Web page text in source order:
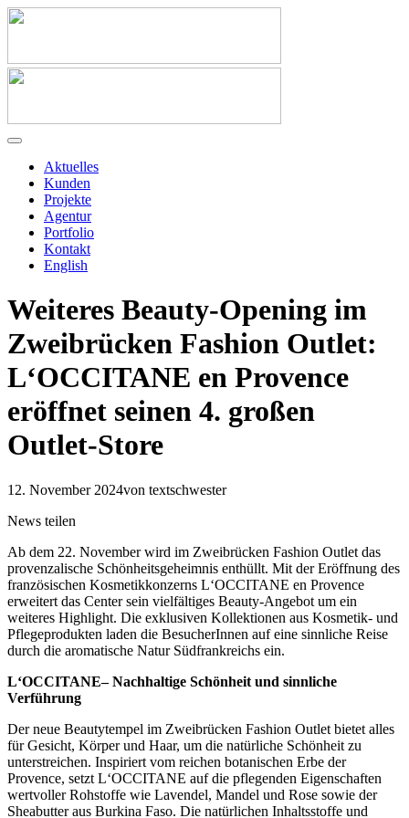
Aktuelles
Kunden
Projekte
Agentur
Portfolio
Kontakt
English
Weiteres Beauty-Opening im
Zweibrücken Fashion Outlet:
L‘OCCITANE en Provence
eröffnet seinen 4. großen
Outlet-Store
12. November 2024von textschwester
News teilen
Ab dem 22. November wird im Zweibrücken Fashion Outlet das
provenzalische Schönheitsgeheimnis enthüllt. Mit der Eröffnung des
französischen Kosmetikkonzerns L‘OCCITANE en Provence
erweitert das Center sein vielfältiges Beauty-Angebot um ein
weiteres Highlight. Die exklusiven Kollektionen aus Kosmetik- und
Pflegeprodukten laden die BesucherInnen auf eine sinnliche Reise
durch die aromatische Natur Südfrankreichs ein.
L‘OCCITANE– Nachhaltige Schönheit und sinnliche
Verführung
Der neue Beautytempel im Zweibrücken Fashion Outlet bietet alles
für Gesicht, Körper und Haar, um die natürliche Schönheit zu
unterstreichen. Inspiriert vom reichen botanischen Erbe der
Provence, setzt L‘OCCITANE auf die pflegenden Eigenschaften
wertvoller Rohstoffe wie Lavendel, Mandel und Rose sowie der
Sheabutter aus Burkina Faso. Die natürlichen Inhaltsstoffe und